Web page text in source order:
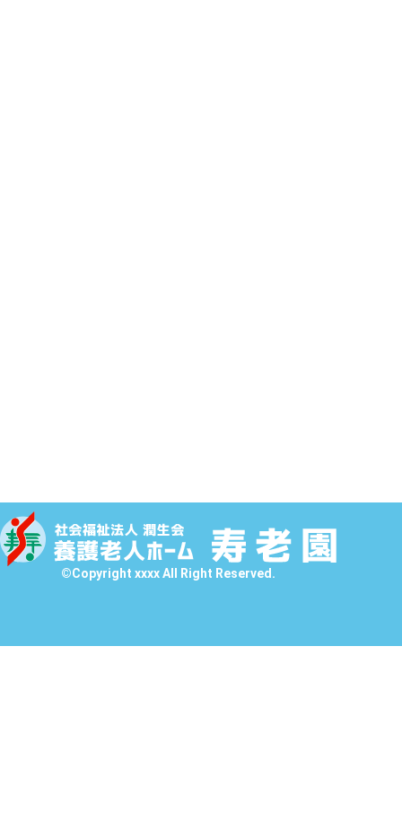
©Copyright xxxx All Right Reserved.